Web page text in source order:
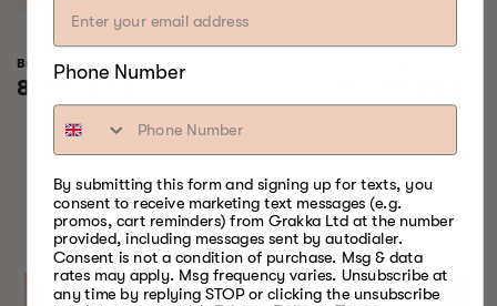
Bradley Raven Smoker
Vanlig
8.155,00 kr
pris
NOE FOR
HVER SESONG
Phone Number
By submitting this form and signing up for texts, you
consent to receive marketing text messages (e.g.
promos, cart reminders) from Grakka Ltd at the number
provided, including messages sent by autodialer.
Consent is not a condition of purchase. Msg & data
rates may apply. Msg frequency varies. Unsubscribe at
any time by replying STOP or clicking the unsubscribe